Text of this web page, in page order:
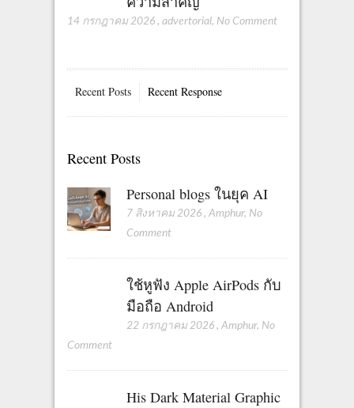
14 กรกฎาคม 2026 , advertorial, No Comment
Recent Posts Recent Response
Recent Posts
Personal blogs ในยุค AI
7 สิงหาคม 2026 , Amphur, No
Comment
ใช้หูฟัง Apple AirPods กับ
มือถือ Android
22 กรกฎาคม 2026 , Amphur, No
Comment
His Dark Material Graphic